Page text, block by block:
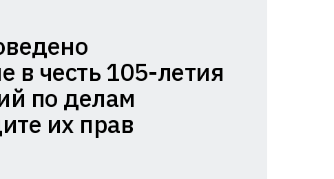
в честь 105-летия
по делам
их прав